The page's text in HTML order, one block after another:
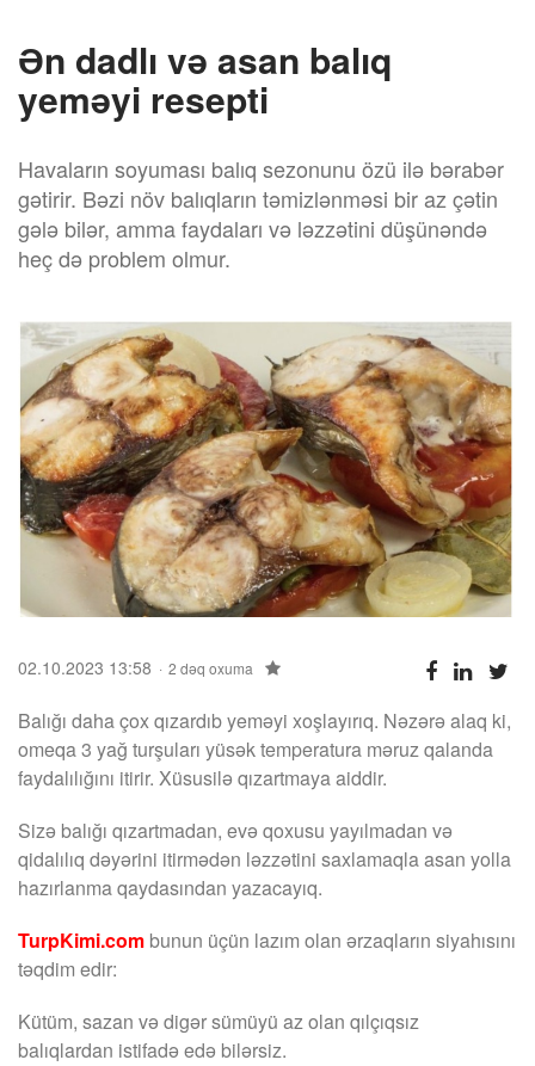
Ən dadlı və asan balıq
yeməyi resepti
Havaların soyuması balıq sezonunu özü ilə bərabər
gətirir. Bəzi növ balıqların təmizlənməsi bir az çətin
gələ bilər, amma faydaları və ləzzətini düşünəndə
heç də problem olmur.
02.10.2023 13:58 2 dəq oxuma
Balığı daha çox qızardıb yeməyi xoşlayırıq. Nəzərə alaq ki,
omeqa 3 yağ turşuları yüsək temperatura məruz qalanda
faydalılığını itirir. Xüsusilə qızartmaya aiddir.
Sizə balığı qızartmadan, evə qoxusu yayılmadan və
qidalılıq dəyərini itirmədən ləzzətini saxlamaqla asan yolla
hazırlanma qaydasından yazacayıq.
TurpKimi.com bunun üçün lazım olan ərzaqların siyahısını
təqdim edir:
Kütüm, sazan və digər sümüyü az olan qılçıqsız
balıqlardan istifadə edə bilərsiz.